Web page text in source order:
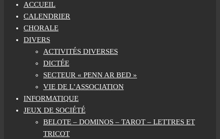
ACCUEIL
CALENDRIER
CHORALE
DIVERS
ACTIVITÉS DIVERSES
DICTÉE
SECTEUR « PENN AR BED »
VIE DE L’ASSOCIATION
INFORMATIQUE
JEUX DE SOCIÉTÉ
BELOTE – DOMINOS – TAROT – LETTRES ET
TRICOT